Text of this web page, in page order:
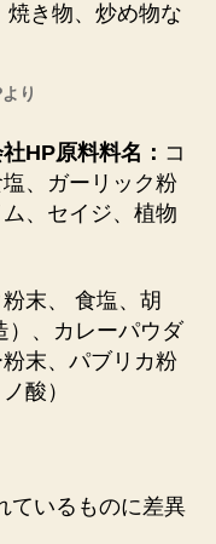
き物、炒め物な
り
HP原料料名： コ
、ガーリック粉
、セイジ、植物
末、 食塩、胡
）、カレーパウダ
末、パブリカ粉
酸）
ているものに差異